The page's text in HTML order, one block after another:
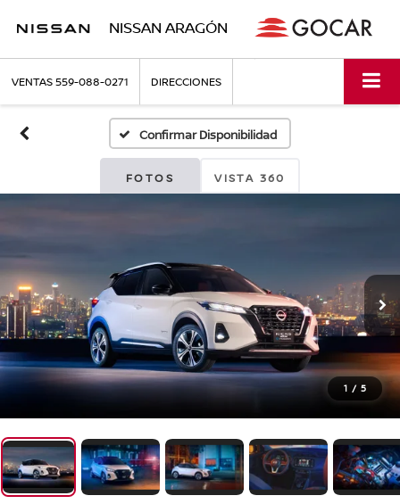
NISSAN ARAGÓN
VENTAS559-088-0271 DIRECCIONES
Confirmar Disponibilidad
FOTOS VISTA 360
1 / 5